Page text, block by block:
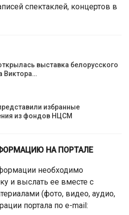
спектаклей, концертов в
выставка белорусского
Виктора…
избранные
из фондов НЦСМ
НА ПОРТАЛЕ
необходимо
и выслать ее вместе с
(фото, видео, аудио,
портала по e-mail: